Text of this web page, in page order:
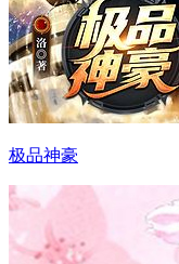
极品神豪